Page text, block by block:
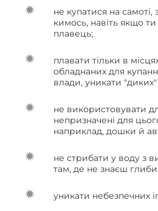
не купатися на
кимось, навіть якщо
плавець;
плавати тільки в
обладнаних для
влади, уникати
не використовувати
непризначені для
наприклад, дошки й
не стрибати у воду з
там, де не знаєш
уникати небезпечних